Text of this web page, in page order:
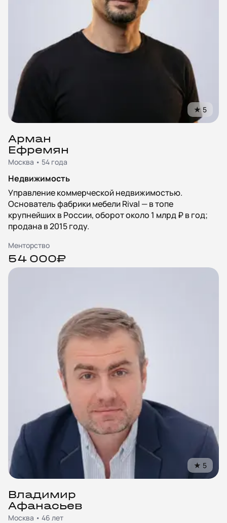
★5
Арман
Ефремян
Москва • 54 года
Недвижимость
Управление коммерческой недвижимостью.
Основатель фабрики мебели Rival — в топе
крупнейших в России, оборот около 1 млрд ₽ в год;
продана в 2015 году.
Менторство
54 000₽
★ 5
Владимир
Афанасьев
Москва • 46 лет